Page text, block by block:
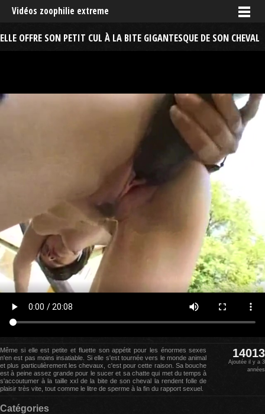
Vidéos zoophilie extreme
ELLE OFFRE SON PETIT CUL À LA BITE GIGANTESQUE DE SON CHEVAL
Même si elle est petite et fluette son appétit pour les énormes sexes
n'en est pas moins insatiable. Si elle s'est tournée vers le monde animal
et plus particulièrement les chevaux, c'est pour cette raison. Sa bouche
est à peine assez grande pour le sucer et sa chatte qui met du temps à
s'accoutumer à la taille xxl de la bite de son cheval la rendent folle de
plaisir très vite, tout comme le litre de sperme à la fin du rapport sexuel.
14013
Ajoutée il y a 3
années
Catégories